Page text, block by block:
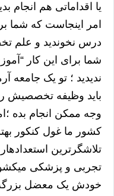
یا اقداماتی هم انجام
امر اینجاست که شما
درس نخوندید و علم
شما برای این کار
ندیدید ؛ تو یک جامعه
باید وظیفه تخصصیش
وجه ممکن انجام بده
کشور ما غول کنکور
تلاشگرترین
تجربی و پزشکی
خودش یک معضل